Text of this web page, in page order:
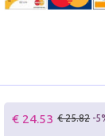
€ 24.53 € 25.82 -